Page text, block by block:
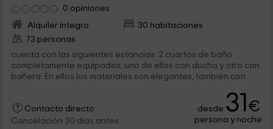
0 opiniones
Alquiler íntegro
30 habitaciones
73 personas
cuenta con las siguientes estancias: 2 cuartos de baño
completamente equipados, uno de ellos con ducha y otro con
bañera. En ellos los materiales son elegantes, también con
Contacto directo
Cancelación 30 días antes
desde 31€
persona y noche